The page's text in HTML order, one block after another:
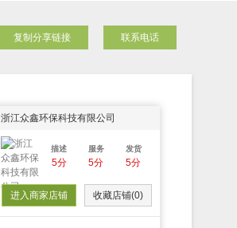
复制分享链接 联系电话
浙江众鑫环保科技有限公司
描述
5分
服务
5分
发货
5分
进入商家店铺 收藏店铺(0)